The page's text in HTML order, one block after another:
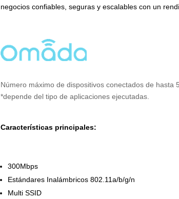
negocios confiables, seguras y escalables con un
Número máximo de dispositivos conectados de hasta
*depende del tipo de aplicaciones ejecutadas.
Características principales:
300Mbps
Estándares Inalámbricos 802.11a/b/g/n
Multi SSID